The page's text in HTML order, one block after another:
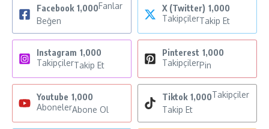
Facebook 1,000Fanlar
Beğen
X (Twitter) 1,000
TakipçilerTakip Et
Instagram 1,000
TakipçilerTakip Et
Pinterest 1,000
TakipçilerPin
Youtube 1,000
AbonelerAbone Ol
Tiktok 1,000Takipçiler
Takip Et